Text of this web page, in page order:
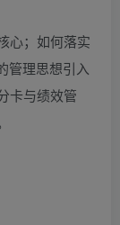
心；如何落实
管理思想引入
卡与绩效管